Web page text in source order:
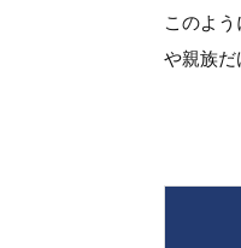
このよ
や親族だ